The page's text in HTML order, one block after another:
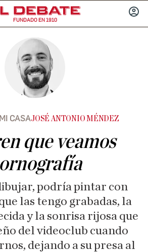
FUNDADO EN 1910
CASAJOSÉ ANTONIO MÉNDEZ
que veamos
podría pintar con
las tengo grabadas, la
y la sonrisa rijosa que
del videoclub cuando
dejando a su presa al